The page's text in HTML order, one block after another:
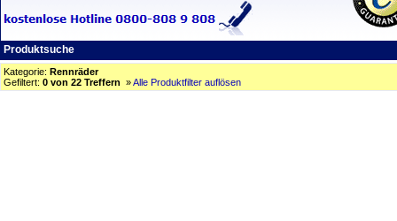
Produktsuche
Kategorie: Rennräder
Gefiltert: 0 von 22 Treffern »Alle Produktfilter auflösen